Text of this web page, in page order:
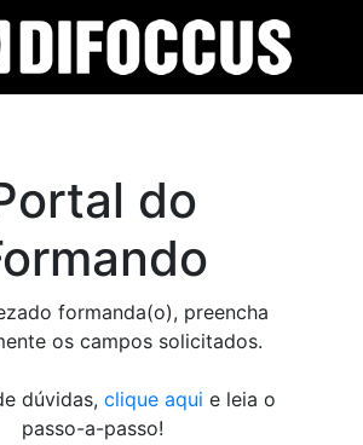
do
formanda(o), preencha
os campos solicitados.
dúvidas, clique aqui e leia o
passo-a-passo!